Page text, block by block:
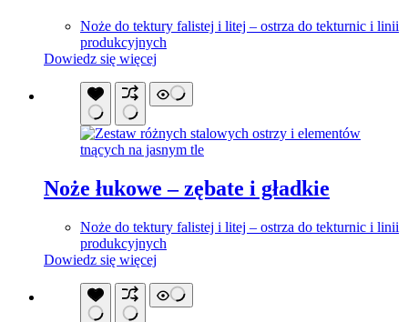
Noże do tektury falistej i litej – ostrza do tekturnic i linii
produkcyjnych
Dowiedz się więcej
Noże łukowe – zębate i gładkie
Noże do tektury falistej i litej – ostrza do tekturnic i linii
produkcyjnych
Dowiedz się więcej